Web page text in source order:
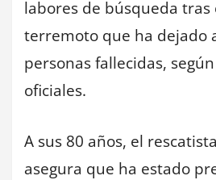
labores de búsqueda tras
terremoto que ha dejado
personas fallecidas,
oficiales.
A sus 80 años, el
asegura que ha estado